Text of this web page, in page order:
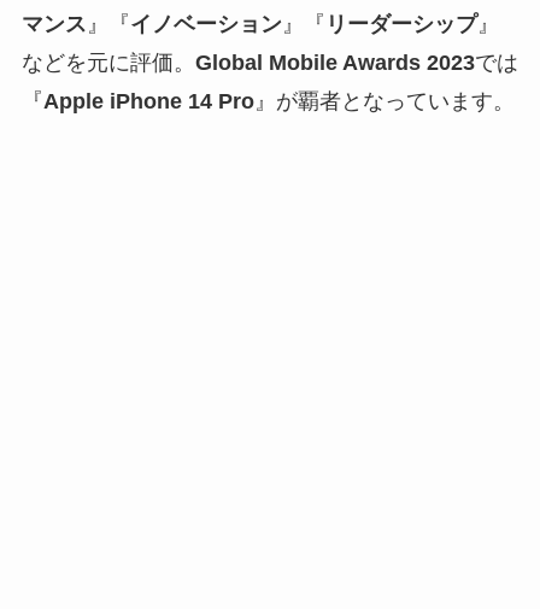
マンス』『イノベーション』『 リーダーシップ』
などを元に評価。 Global Mobile Awards 2023では
『Apple iPhone 14 Pro』が覇者となっています。